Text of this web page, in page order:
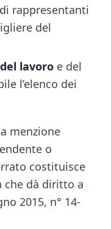
rappresentanti
del
lavoro e del
l’elenco dei
menzione
o
costituisce
che dà diritto a
2015, n° 14-